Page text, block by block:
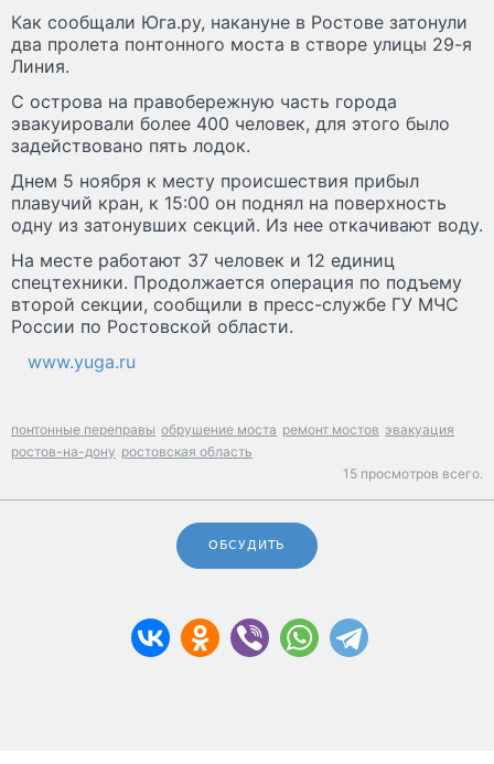
Как сообщали Юга.ру, накануне в Ростове затонули
два пролета понтонного моста в створе улицы 29-я
Линия.
С острова на правобережную часть города
эвакуировали более 400 человек, для этого было
задействовано пять лодок.
Днем 5 ноября к месту происшествия прибыл
плавучий кран, к 15:00 он поднял на поверхность
одну из затонувших секций. Из нее откачивают воду.
На месте работают 37 человек и 12 единиц
спецтехники. Продолжается операция по подъему
второй секции, сообщили в пресс-службе ГУ МЧС
России по Ростовской области.
www.yuga.ru
понтонные переправы обрушение моста ремонт мостов эвакуация
ростов-на-дону ростовская область
15 просмотров всего.
ОБСУДИТЬ